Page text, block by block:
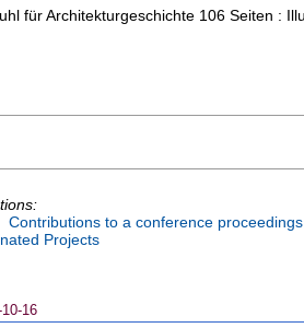
für Architekturgeschichte 106 Seiten :
Contributions to a conference proceedings
Projects
16